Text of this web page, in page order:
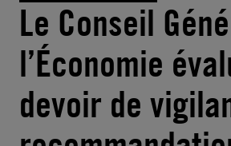
Le Conseil
l’Économie
devoir de